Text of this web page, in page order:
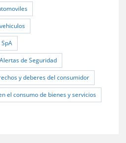
Alertas de Seguridad
y deberes del consumidor
el consumo de bienes y servicios